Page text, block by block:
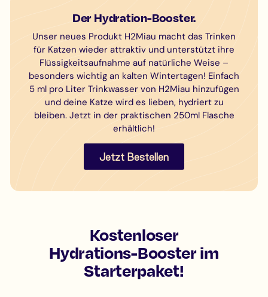
Der Hydration-Booster.
Unser neues Produkt H2Miau macht das Trinken
für Katzen wieder attraktiv und unterstützt ihre
Flüssigkeitsaufnahme auf natürliche Weise –
besonders wichtig an kalten Wintertagen! Einfach
5 ml pro Liter Trinkwasser von H2Miau hinzufügen
und deine Katze wird es lieben, hydriert zu
bleiben. Jetzt in der praktischen 250ml Flasche
erhältlich!
Jetzt Bestellen
Kostenloser
Hydrations-Booster im
Starterpaket!